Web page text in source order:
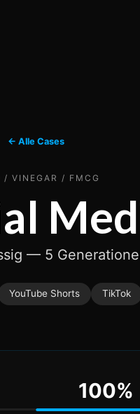
← Alle Cases
/ VINEGAR / FMCG
— 5
YouTube Shorts TikTok
100%